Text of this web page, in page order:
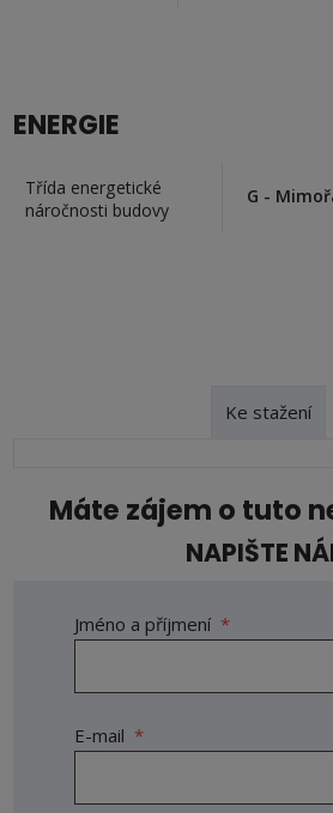
ENERGIE
Třída energetické
náročnosti budovy
G -
Ke stažení
Máte zájem o tuto
NAPIŠTE
Jméno a příjmení *
E-mail *